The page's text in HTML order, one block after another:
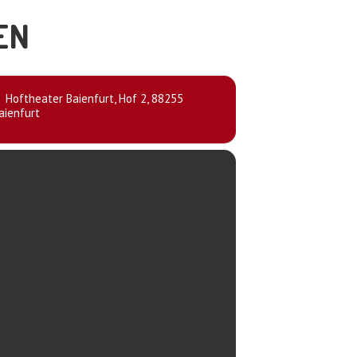
Hoftheater Baienfurt, Hof 2, 88255